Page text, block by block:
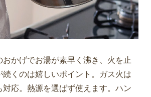
おかげでお湯が素早く沸き、火を止
続くのは嬉しいポイント。ガス火は
対応。熱源を選ばず使えます。ハン